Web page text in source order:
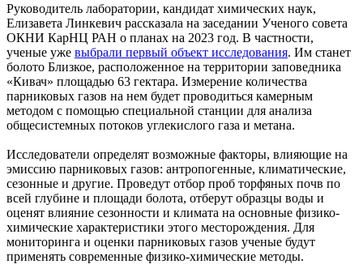
Руководитель лаборатории, кандидат химических наук,
Елизавета Линкевич рассказала на заседании Ученого совета
ОКНИ КарНЦ РАН о планах на 2023 год. В частности,
ученые уже выбрали первый объект исследования. Им станет
болото Близкое, расположенное на территории заповедника
«Кивач» площадью 63 гектара. Измерение количества
парниковых газов на нем будет проводиться камерным
методом с помощью специальной станции для анализа
общесистемных потоков углекислого газа и метана.
Исследователи определят возможные факторы, влияющие на
эмиссию парниковых газов: антропогенные, климатические,
сезонные и другие. Проведут отбор проб торфяных почв по
всей глубине и площади болота, отберут образцы воды и
оценят влияние сезонности и климата на основные физико-
химические характеристики этого месторождения. Для
мониторинга и оценки парниковых газов ученые будут
применять современные физико-химические методы.